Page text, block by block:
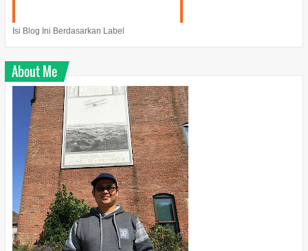
Isi Blog Ini Berdasarkan Label
About Me